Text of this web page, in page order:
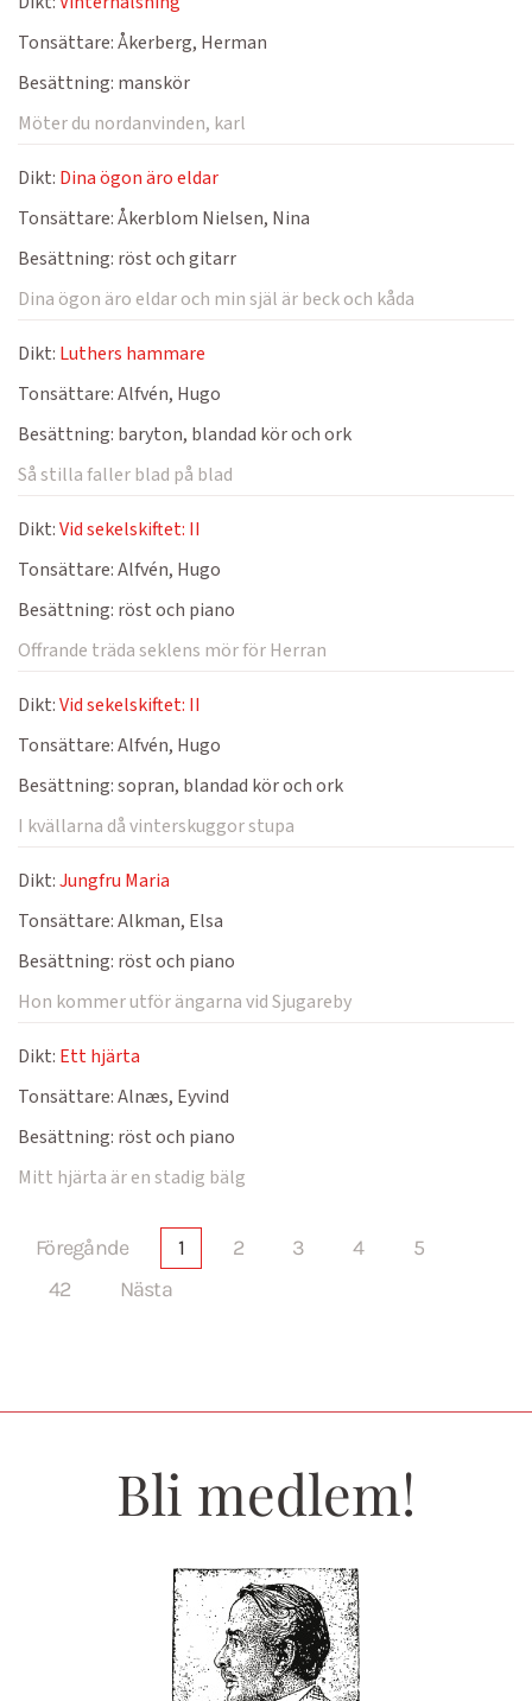
Tonsättare:Åkerberg, Herman
Besättning: manskör
Möter du nordanvinden, karl
Dikt: Dina ögon äro eldar
Tonsättare:Åkerblom Nielsen, Nina
Besättning: röst och gitarr
Dina ögon äro eldar och min själ är beck och kåda
Dikt: Luthers hammare
Tonsättare:Alfvén, Hugo
Besättning: baryton, blandad kör och ork
Så stilla faller blad på blad
Dikt:Vid sekelskiftet: II
Tonsättare:Alfvén, Hugo
Besättning: röst och piano
Offrande träda seklens mör för Herran
Dikt:Vid sekelskiftet: II
Tonsättare:Alfvén, Hugo
Besättning:sopran, blandad kör och ork
I kvällarna då vinterskuggor stupa
Dikt:Jungfru Maria
Tonsättare:Alkman, Elsa
Besättning: röst och piano
Hon kommer utför ängarna vid Sjugareby
Dikt: Ett hjärta
Tonsättare:Alnæs, Eyvind
Besättning: röst och piano
Mitt hjärta är en stadig bälg
Föregånde 1 2 3 4
5
42
Nästa
Bli medlem!